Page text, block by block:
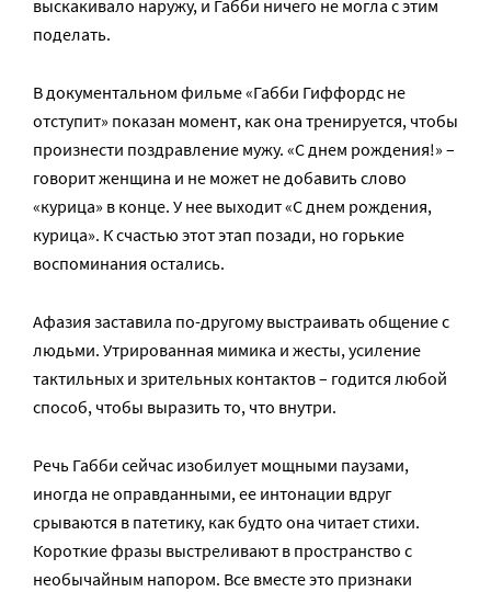
выскакивало наружу, и Габби ничего не могла с этим
поделать.
В документальном фильме «Габби Гиффордс не
отступит» показан момент, как она тренируется, чтобы
произнести поздравление мужу. «С днем рождения!» –
говорит женщина и не может не добавить слово
«курица» в конце. У нее выходит «С днем рождения,
курица». К счастью этот этап позади, но горькие
воспоминания остались.
Афазия заставила по-другому выстраивать общение с
людьми. Утрированная мимика и жесты, усиление
тактильных и зрительных контактов – годится любой
способ, чтобы выразить то, что внутри.
Речь Габби сейчас изобилует мощными паузами,
иногда не оправданными, ее интонации вдруг
срываются в патетику, как будто она читает стихи.
Короткие фразы выстреливают в пространство с
необычайным напором. Все вместе это признаки